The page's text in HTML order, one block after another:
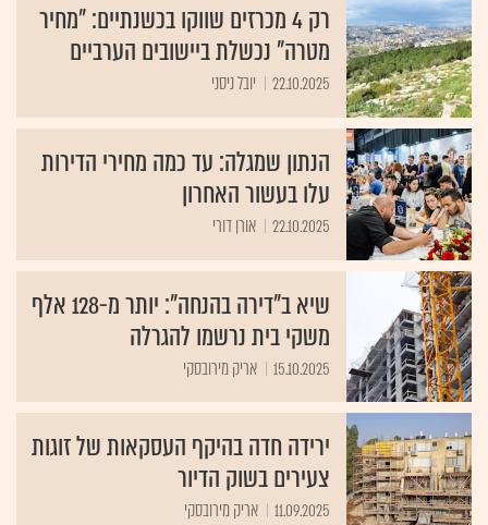
רק 4 מכרזים שווקו בכשנתיים: "מחיר
מטרה" נכשלת ביישובים הערביים
22.10.2025 יובל ניסני
הנתון שמגלה: עד כמה מחירי הדירות
עלו בעשור האחרון
22.10.2025 אורן דורי
שיא ב"דירה בהנחה": יותר מ-128 אלף
משקי בית נרשמו להגרלה
15.10.2025 אריק מירובסקי
ירידה חדה בהיקף העסקאות של זוגות
צעירים בשוק הדיור
11.09.2025 אריק מירובסקי